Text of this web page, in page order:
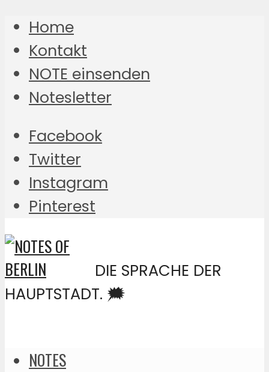
Home
Kontakt
NOTE einsenden
Notesletter
Facebook
Twitter
Instagram
Pinterest
DIE SPRACHE DER
HAUPTSTADT. 🗯️
NOTES